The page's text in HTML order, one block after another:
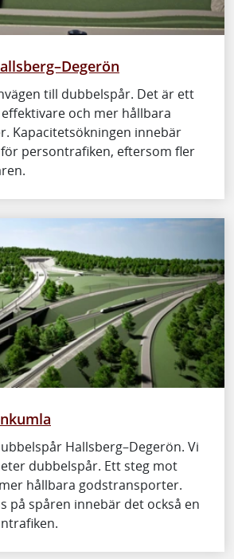
till dubbelspår. Det är ett
och mer hållbara
Kapacitetsökningen innebär
persontrafiken, eftersom fler
Hallsberg–Degerön. Vi
dubbelspår. Ett steg mot
hållbara godstransporter.
på spåren innebär det också en